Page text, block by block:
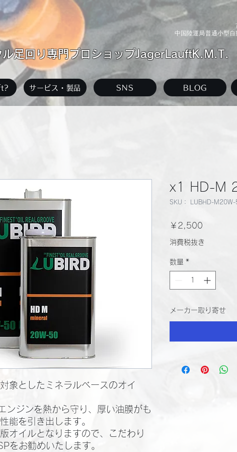
中国陸運局普通小型
ル足回り専門プロショップJagerLauftK.M.T.
サービス・製品 SNS BLOG
象としたミネラルベースのオイ
ンジンを熱から守り、厚い油膜がも
能を引き出します。
オイルとなりますので、こだわり
をお勧めいたします。
x1 HD-M
SKU： LUBHD-
￥2,500
格
消費税抜き
数量 *
メーカー取り寄せ